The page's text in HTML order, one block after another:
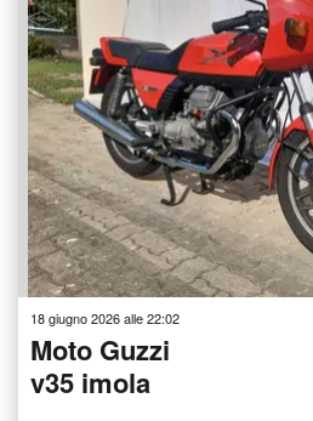
18 giugno 2026 alle 22:02
Moto Guzzi
v35 imola